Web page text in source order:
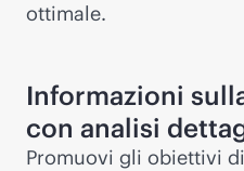
ottimale.
Informazioni
con analisi
Promuovi gli obiettivi